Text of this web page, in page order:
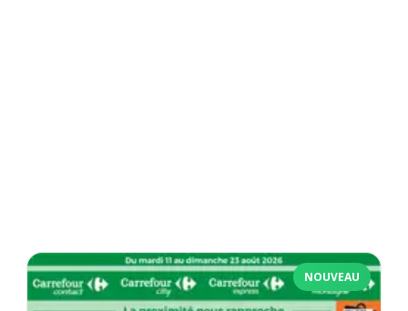
NOUVEAU